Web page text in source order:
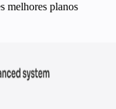
melhores planos